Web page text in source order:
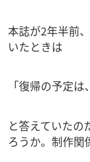
本誌が2年半前
いたときは
「復帰の予定
と答えていたの
ろうか。制作関